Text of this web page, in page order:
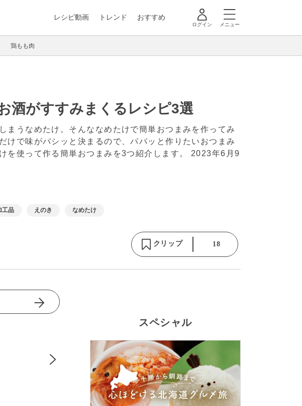
レシピ動画 トレンド おすすめ
ログイン メニュー
鶏もも肉
酒がすすみまくるレシピ3選
まうなめたけ。そんななめたけで簡単おつまみを作ってみ
けで味がバシッと決まるので、パパッと作りたいおつまみ
を使って作る簡単おつまみを3つ紹介します。 2023年6月9
工品 えのき なめたけ
クリップ 18
スペシャル